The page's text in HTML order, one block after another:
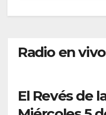
Radio en vivo
El Revés de